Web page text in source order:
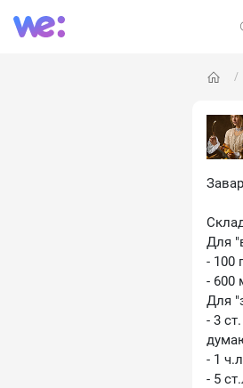
Для
- 100
- 600
Для
- 3
- 1
- 5